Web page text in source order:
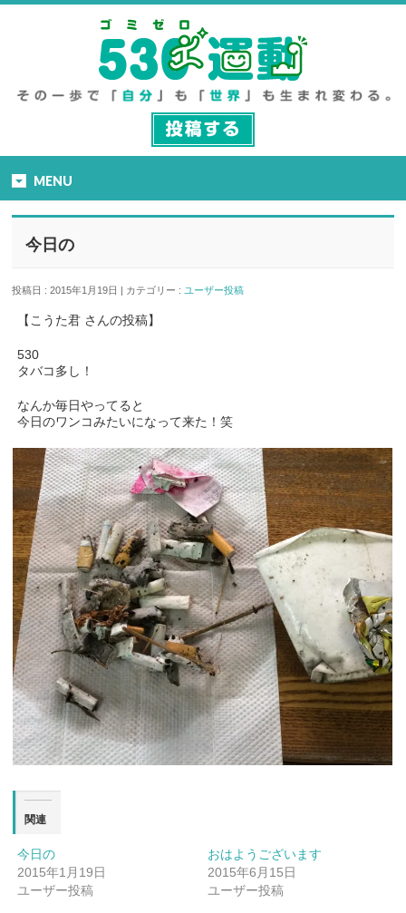
MENU
今日の
投稿日 : 2015年1月19日 | カテゴリー :ユーザー投稿
【こうた君 さんの投稿】
530
タバコ多し！
なんか毎日やってると
今日のワンコみたいになって来た！笑
関連
今日の
2015年1月19日
ユーザー投稿
おはようございます
2015年6月15日
ユーザー投稿